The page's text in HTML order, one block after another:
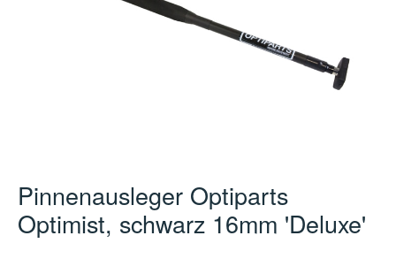
Pinnenausleger Optiparts
Optimist, schwarz 16mm 'Deluxe'